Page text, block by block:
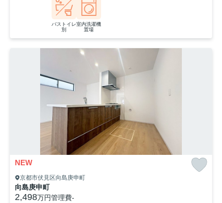
バストイレ
別
室内洗濯機
置場
NEW
京都市伏見区向島庚申町
向島庚申町
2,498万円管理費-